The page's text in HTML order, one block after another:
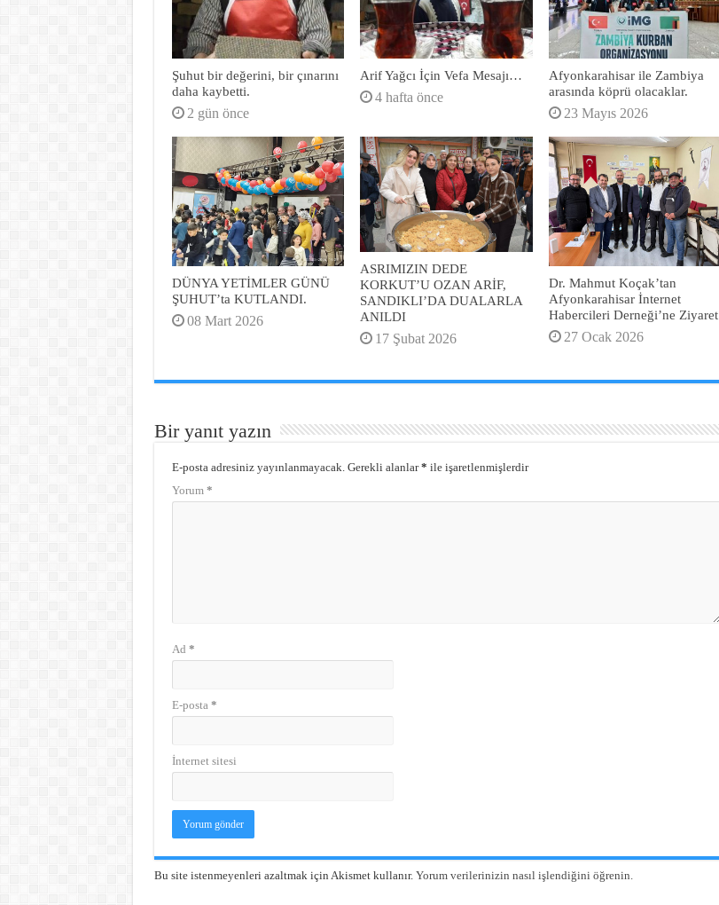
Şuhut bir değerini, bir çınarını
daha kaybetti.
2 gün önce
Arif Yağcı İçin Vefa Mesajı…
4 hafta önce
Afyonkarahisar ile Zambiya
arasında köprü olacaklar.
23 Mayıs 2026
DÜNYA YETİMLER GÜNÜ
ŞUHUT’ta KUTLANDI.
08 Mart 2026
ASRIMIZIN DEDE
KORKUT’U OZAN ARİF,
SANDIKLI’DA DUALARLA
ANILDI
17 Şubat 2026
Dr. Mahmut Koçak’tan
Afyonkarahisar İnternet
Habercileri Derneği’ne Ziyaret
27 Ocak 2026
Bir yanıt yazın
E-posta adresiniz yayınlanmayacak. Gerekli alanlar* ile işaretlenmişlerdir
Yorum *
Ad *
E-posta *
İnternet sitesi
Bu site istenmeyenleri azaltmak için Akismet kullanır. Yorum verilerinizin nasıl işlendiğini öğrenin.